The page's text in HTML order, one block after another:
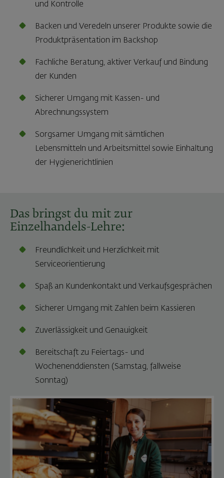
und Kontrolle
Backen und Veredeln unserer Produkte sowie die
Produktpräsentation im Backshop
Fachliche Beratung, aktiver Verkauf und Bindung
der Kunden
Sicherer Umgang mit Kassen- und
Abrechnungssystem
Sorgsamer Umgang mit sämtlichen
Lebensmitteln und Arbeitsmittel sowie Einhaltung
der Hygienerichtlinien
Das bringst du mit zur
Einzelhandels-Lehre:
Freundlichkeit und Herzlichkeit mit
Serviceorientierung
Spaß an Kundenkontakt und Verkaufsgesprächen
Sicherer Umgang mit Zahlen beim Kassieren
Zuverlässigkeit und Genauigkeit
Bereitschaft zu Feiertags- und
Wochenenddiensten (Samstag, fallweise
Sonntag)